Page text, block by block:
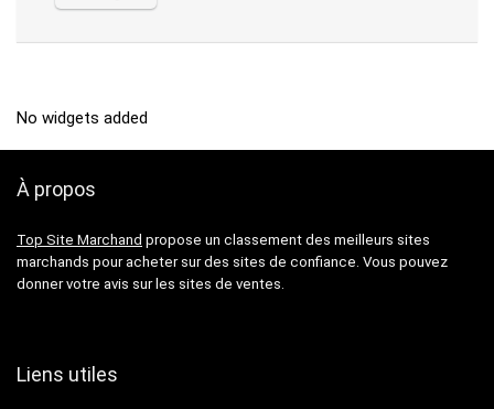
No widgets added
À propos
Top Site Marchand propose un classement des meilleurs sites
marchands pour acheter sur des sites de confiance. Vous pouvez
donner votre avis sur les sites de ventes.
Liens utiles